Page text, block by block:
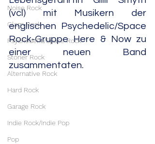
Noise Rock
Glam Rock
Psychedelic/Space Rock
Stoner Rock
Alternative Rock
Hard Rock
Garage Rock
Indie Rock/Indie Pop
Pop
(vcl) mit Musikern der
englischen Psychedelic/Space
Rock-Gruppe Here & Now zu
einer neuen Band
zusammentaten.